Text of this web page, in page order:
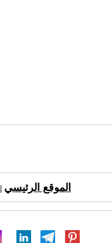
الموقع الرئيسي